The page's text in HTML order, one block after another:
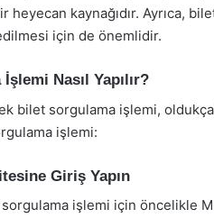
heyecan kaynağıdır. Ayrıca,
için de önemlidir.
Nasıl Yapılır?
bilet sorgulama işlemi,
işlemi:
Giriş Yapın
işlemi için öncelikle